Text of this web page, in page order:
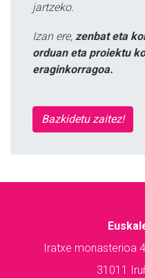
jartzeko.
Izan ere, zenbat eta
orduan eta proiektu
eraginkorragoa.
Bazkidetu zaitez!
Iratxe monasterioa
31011